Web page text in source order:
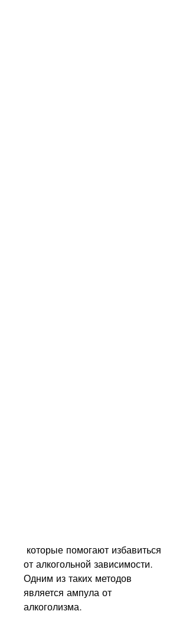
от алкогольной зависимости.
Одним из таких методов
является ампула от
алкоголизма.